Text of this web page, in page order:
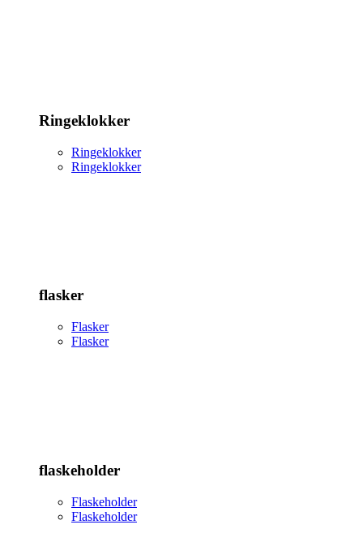
Ringeklokker
Ringeklokker
Ringeklokker
flasker
Flasker
Flasker
flaskeholder
Flaskeholder
Flaskeholder